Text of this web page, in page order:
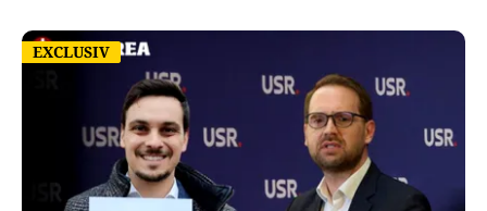
EXCLUSIV
EXCLUSIV